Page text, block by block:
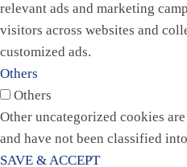
relevant ads and marketing
visitors across websites and
customized ads.
Others
Others
Other uncategorized cookies
and have not been classified
SAVE & ACCEPT